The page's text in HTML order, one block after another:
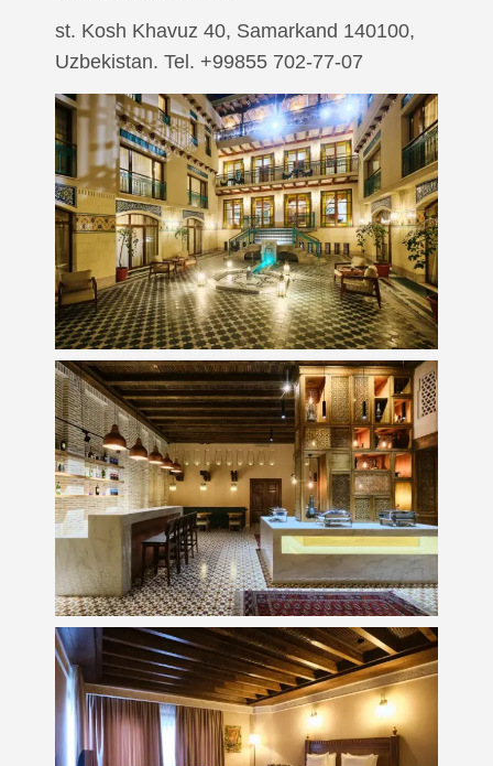
st. Kosh Khavuz 40, Samarkand 140100,
Uzbekistan. Tel. +99855 702-77-07